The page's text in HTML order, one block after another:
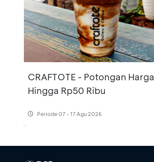
CRAFTOTE - Potongan Harga
Hingga Rp50 Ribu
Periode07 - 17 Agu 2026